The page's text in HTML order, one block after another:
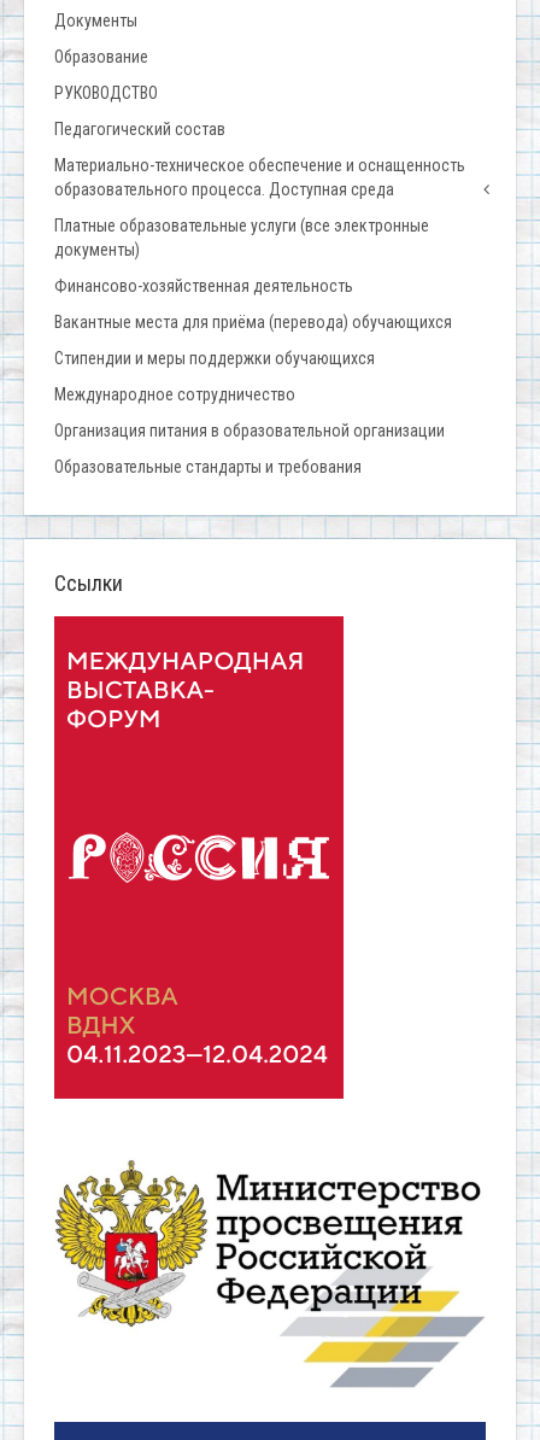
Документы
Образование
РУКОВОДСТВО
Педагогический состав
Материально-техническое обеспечение и оснащенность
образовательного процесса. Доступная среда
Платные образовательные услуги (все электронные
документы)
Финансово-хозяйственная деятельность
Вакантные места для приёма (перевода) обучающихся
Стипендии и меры поддержки обучающихся
Международное сотрудничество
Организация питания в образовательной организации
Образовательные стандарты и требования
Ссылки